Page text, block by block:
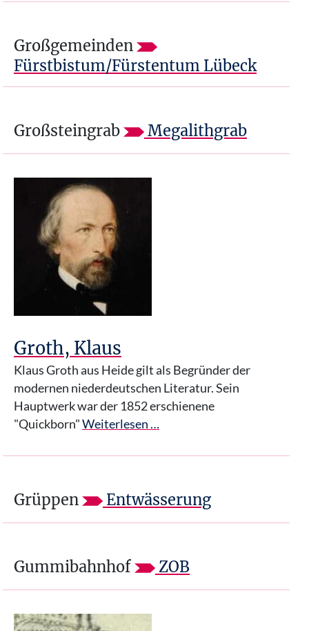
Großgemeinden
Fürstbistum/Fürstentum Lübeck
Großsteingrab Megalithgrab
Groth, Klaus
Klaus Groth aus Heide gilt als Begründer der
modernen niederdeutschen Literatur. Sein
Hauptwerk war der 1852 erschienene
"Quickborn"Weiterlesen …
Grüppen Entwässerung
Gummibahnhof ZOB